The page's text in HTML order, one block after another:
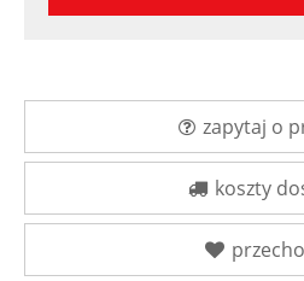
zapytaj o
koszty